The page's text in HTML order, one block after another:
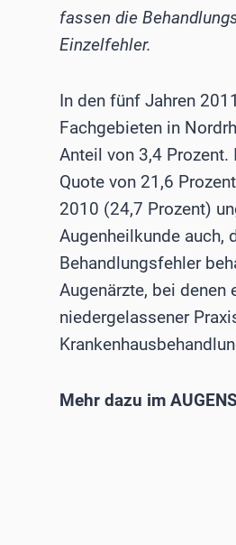
fassen die
Einzelfehler.
In den fünf Jahren
Fachgebieten in
Anteil von 3,4
Quote von 21,6
2010 (24,7 Prozent)
Augenheilkunde auch,
Behandlungsfehler
Augenärzte, bei
niedergelassener
Mehr dazu im